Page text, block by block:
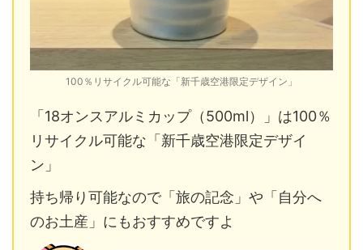
100％リサイクル可能な「新千歳空港限定デザイン」
「18オンスアルミカップ（500ml）」は100％
リサイクル可能な「新千歳空港限定デザイ
ン」
持ち帰り可能なので「旅の記念」や「自分へ
のお土産」にもおすすめですよ